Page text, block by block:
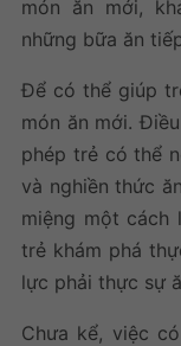
món ăn mới,
những bữa ăn
Để có thể giúp
món ăn mới.
phép trẻ có thể
và nghiền thức
miệng một
trẻ khám phá
lực phải thực sự
Chưa kể, việc